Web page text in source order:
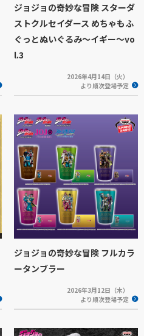
ジョジョの奇妙な冒険 スターダ
ストクルセイダース めちゃもふ
ぐっとぬいぐるみ～イギー～vo
l.3
2026年4月14日（火）
より順次登場予定
ジョジョの奇妙な冒険 フルカラ
ータンブラー
2026年3月12日（木）
より順次登場予定